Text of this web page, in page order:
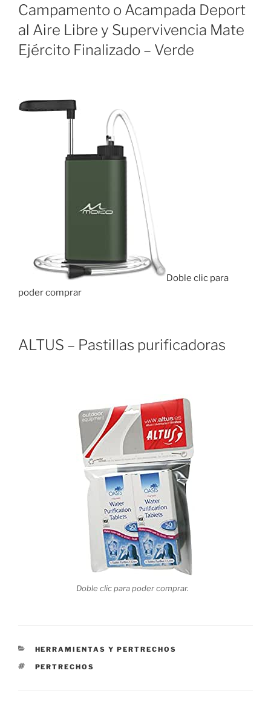
Campamento o Acampada Deport
al Aire Libre y Supervivencia Mate
Ejército Finalizado – Verde
Doble clic para
poder comprar
ALTUS – Pastillas purificadoras
Doble clic para poder comprar.
CATEGORÍAS
HERRAMIENTAS Y PERTRECHOS
ETIQUETAS
PERTRECHOS